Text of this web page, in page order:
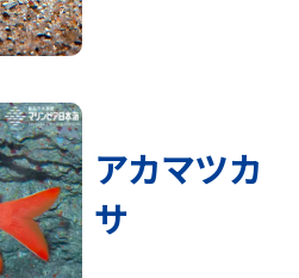
アカマツカ
サ